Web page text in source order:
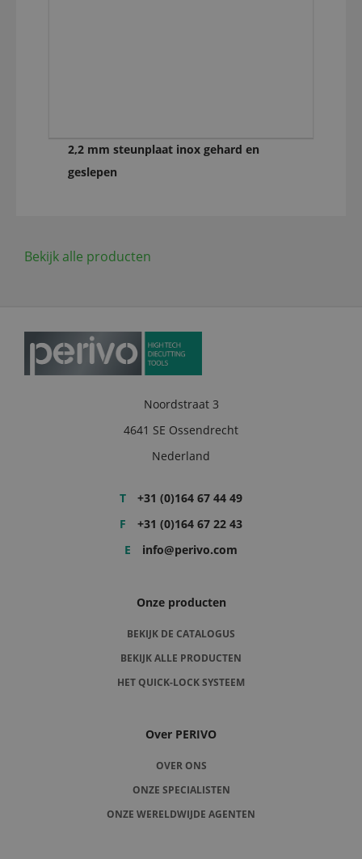
2,2 mm steunplaat inox gehard en
geslepen
Bekijk alle producten
Noordstraat 3
4641 SE Ossendrecht
Nederland
T
+31 (0)164 67 44 49
F
+31 (0)164 67 22 43
E
info@perivo.com
Onze producten
BEKIJK DE CATALOGUS
BEKIJK ALLE PRODUCTEN
HET QUICK-LOCK SYSTEEM
Over PERIVO
OVER ONS
ONZE SPECIALISTEN
ONZE WERELDWIJDE AGENTEN